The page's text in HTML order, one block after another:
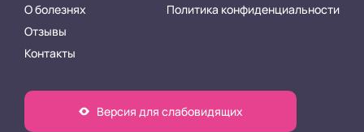
О болезнях
Отзывы
Контакты
Политика конфиденциальности
Версия для слабовидящих